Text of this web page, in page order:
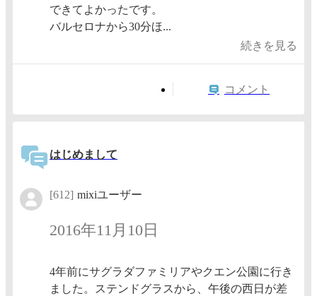
できてよかったです。
バルセロナから30分ほ...
続きを見る
コメント
はじめまして
[612] mixiユーザー
2016年11月10日
4年前にサグラダファミリアやクエン公園に行き
ました。ステンドグラスから、午後の西日が差